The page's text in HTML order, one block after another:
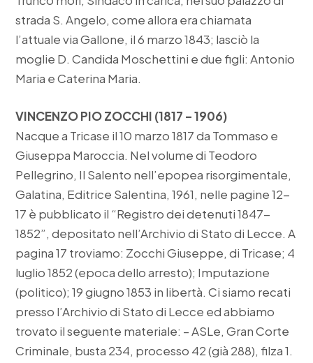
strada S. Angelo, come allora era chiamata
l’attuale via Gallone, il 6 marzo 1843; lasciò la
moglie D. Candida Moschettini e due figli: Antonio
Maria e Caterina Maria.
VINCENZO PIO ZOCCHI (1817 – 1906)
Nacque a Tricase il 10 marzo 1817 da Tommaso e
Giuseppa Maroccia. Nel volume di Teodoro
Pellegrino, Il Salento nell’epopea risorgimentale,
Galatina, Editrice Salentina, 1961, nelle pagine 12-
17 è pubblicato il “Registro dei detenuti 1847-
1852”, depositato nell’Archivio di Stato di Lecce. A
pagina 17 troviamo: Zocchi Giuseppe, di Tricase; 4
luglio 1852 (epoca dello arresto); Imputazione
(politico); 19 giugno 1853 in libertà. Ci siamo recati
presso l’Archivio di Stato di Lecce ed abbiamo
trovato il seguente materiale: – ASLe, Gran Corte
Criminale, busta 234, processo 42 (già 288), filza 1.